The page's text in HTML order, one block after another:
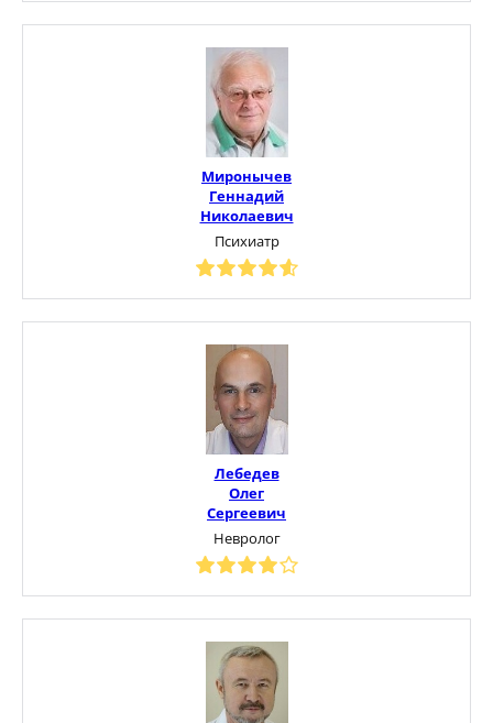
Миронычев
Геннадий
Николаевич
Психиатр
Лебедев
Олег
Сергеевич
Невролог